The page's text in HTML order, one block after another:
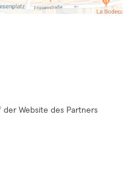
der Website des Partners